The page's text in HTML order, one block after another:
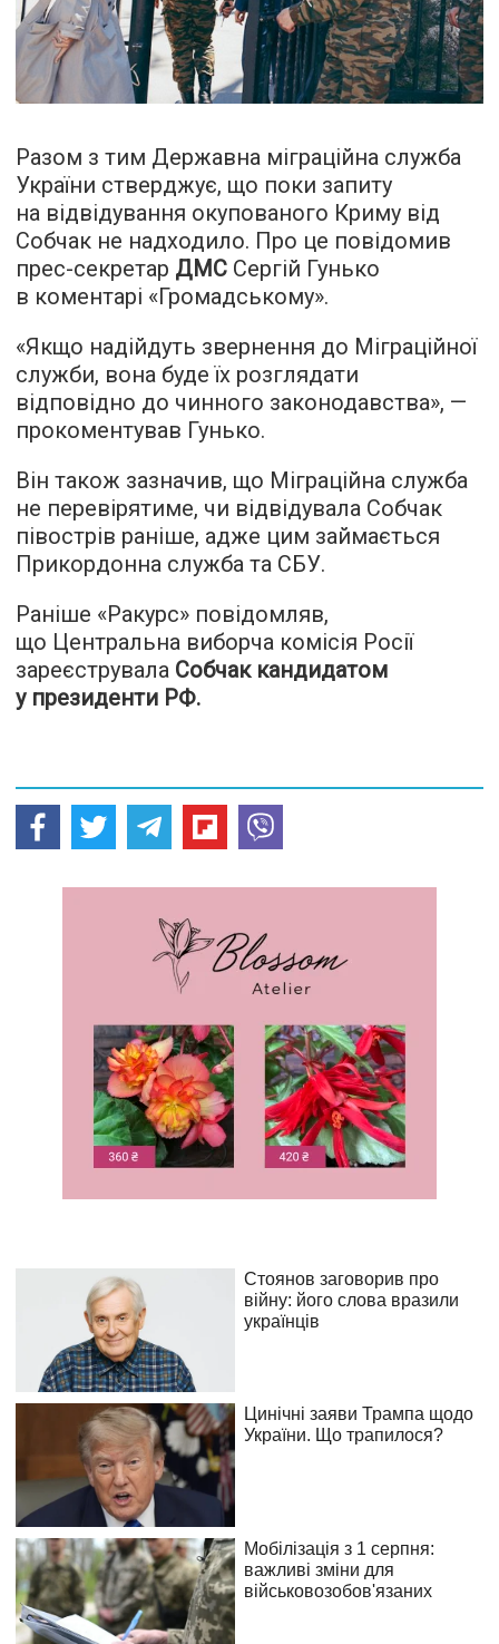
Разом з тим Державна міграційна служба
України стверджує, що поки запиту
на відвідування окупованого Криму від
Собчак не надходило. Про це повідомив
прес-секретар ДМС Сергій Гунько
в коментарі «Громадському».
«Якщо надійдуть звернення до Міграційної
служби, вона буде їх розглядати
відповідно до чинного законодавства», —
прокоментував Гунько.
Він також зазначив, що Міграційна служба
не перевірятиме, чи відвідувала Собчак
півострів раніше, адже цим займається
Прикордонна служба та СБУ.
Раніше «Ракурс» повідомляв,
що Центральна виборча комісія Росії
зареєструвала Собчак кандидатом
у президенти РФ.